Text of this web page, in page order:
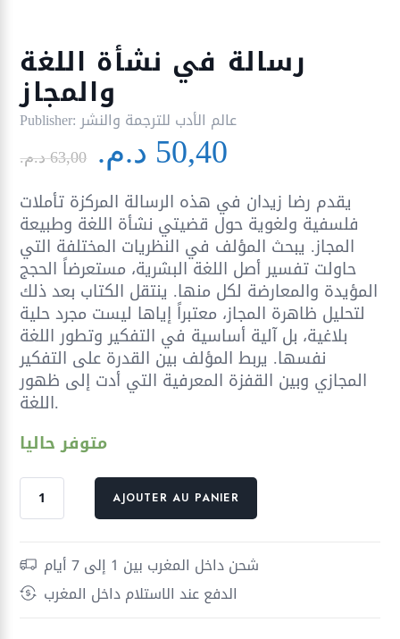
رسالة في نشأة اللغة
والمجاز
Publisher: عالم الأدب للترجمة والنشر
63,00 د.م. Le
prix
initial
était : 63,00 د.م..
50,40 د.م.
actuel
est :
يقدم رضا زيدان في هذه الرسالة المركزة تأملات
فلسفية ولغوية حول قضيتي نشأة اللغة وطبيعة
المجاز. يبحث المؤلف في النظريات المختلفة التي
حاولت تفسير أصل اللغة البشرية، مستعرضاً الحجج
المؤيدة والمعارضة لكل منها. ينتقل الكتاب بعد ذلك
لتحليل ظاهرة المجاز، معتبراً إياها ليست مجرد حلية
بلاغية، بل آلية أساسية في التفكير وتطور اللغة
نفسها. يربط المؤلف بين القدرة على التفكير
المجازي وبين القفزة المعرفية التي أدت إلى ظهور
اللغة.
متوفر حاليا
quantité
في
نشأة
اللغة
AJOUTER AU PANIER
شحن داخل المغرب بين 1 إلى 7 أيام
الدفع عند الاستلام داخل المغرب